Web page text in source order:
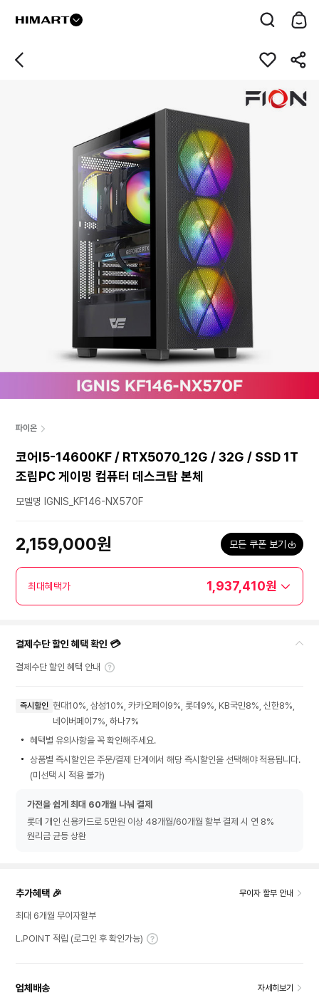
파이온
코어I5-14600KF / RTX5070_12G / 32G / SSD 1T
조립PC 게이밍 컴퓨터 데스크탑 본체
모델명 IGNIS_KF146-NX570F
2,159,000원 모든 쿠폰 보기
최대혜택가 1,937,410원
결제수단 할인 혜택 확인 💳
결제수단 할인 혜택 안내
즉시할인 현대10%, 삼성10%, 카카오페이9%, 롯데9%, KB국민8%, 신한8%,
네이버페이7%, 하나7%
혜택별 유의사항을 꼭 확인해주세요.
상품별 즉시할인은 주문/결제 단계에서 해당 즉시할인을 선택해야 적용됩니다.
(미선택 시 적용 불가)
가전을 쉽게 최대 60개월 나눠 결제
롯데 개인 신용카드로 5만원 이상 48개월/60개월 할부 결제 시 연 8%
원리금 균등 상환
추가혜택 🎉 무이자 할부 안내
최대 6개월 무이자할부
L.POINT 적립 (로그인 후 확인가능)
업체배송 자세히보기